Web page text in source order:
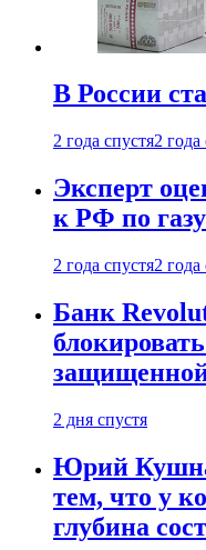
В России
2 года спустя2 года
Эксперт
к РФ по газу
2 года спустя2 года
Банк
2 дня спустя
Юрий
тем, что у
глубина